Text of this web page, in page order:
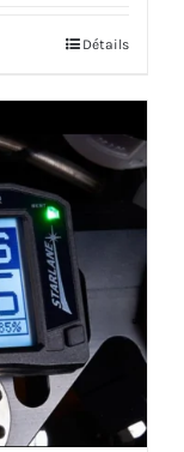
Détails